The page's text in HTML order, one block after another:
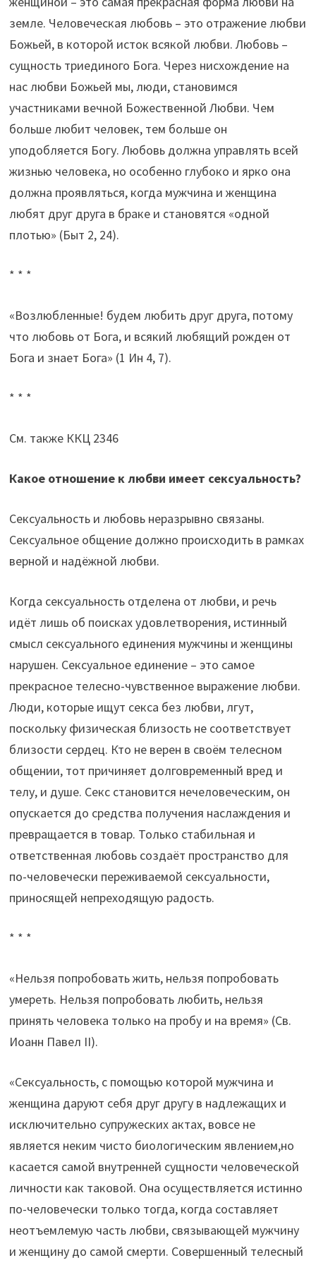
земле. Человеческая любовь – это отражение любви
Божьей, в которой исток всякой любви. Любовь –
сущность триединого Бога. Через нисхождение на
нас любви Божьей мы, люди, становимся
участниками вечной Божественной Любви. Чем
больше любит человек, тем больше он
уподобляется Богу. Любовь должна управлять всей
жизнью человека, но особенно глубоко и ярко она
должна проявляться, когда мужчина и женщина
любят друг друга в браке и становятся «одной
плотью» (Быт 2, 24).
* * *
«Возлюбленные! будем любить друг друга, потому
что любовь от Бога, и всякий любящий рожден от
Бога и знает Бога» (1 Ин 4, 7).
* * *
См. также ККЦ 2346
Какое отношение к любви имеет сексуальность?
Сексуальность и любовь неразрывно связаны.
Сексуальное общение должно происходить в рамках
верной и надёжной любви.
Когда сексуальность отделена от любви, и речь
идёт лишь об поисках удовлетворения, истинный
смысл сексуального единения мужчины и женщины
нарушен. Сексуальное единение – это самое
прекрасное телесно-чувственное выражение любви.
Люди, которые ищут секса без любви, лгут,
поскольку физическая близость не соответствует
близости сердец. Кто не верен в своём телесном
общении, тот причиняет долговременный вред и
телу, и душе. Секс становится нечеловеческим, он
опускается до средства получения наслаждения и
превращается в товар. Только стабильная и
ответственная любовь создаёт пространство для
по-человечески переживаемой сексуальности,
приносящей непреходящую радость.
* * *
«Нельзя попробовать жить, нельзя попробовать
умереть. Нельзя попробовать любить, нельзя
принять человека только на пробу и на время» (Св.
Иоанн Павел II).
«Сексуальность, с помощью которой мужчина и
женщина даруют себя друг другу в надлежащих и
исключительно супружеских актах, вовсе не
является неким чисто биологическим явлением,но
касается самой внутренней сущности человеческой
личности как таковой. Она осуществляется истинно
по-человечески только тогда, когда составляет
неотъемлемую часть любви, связывающей мужчину
и женщину до самой смерти. Совершенный телесный